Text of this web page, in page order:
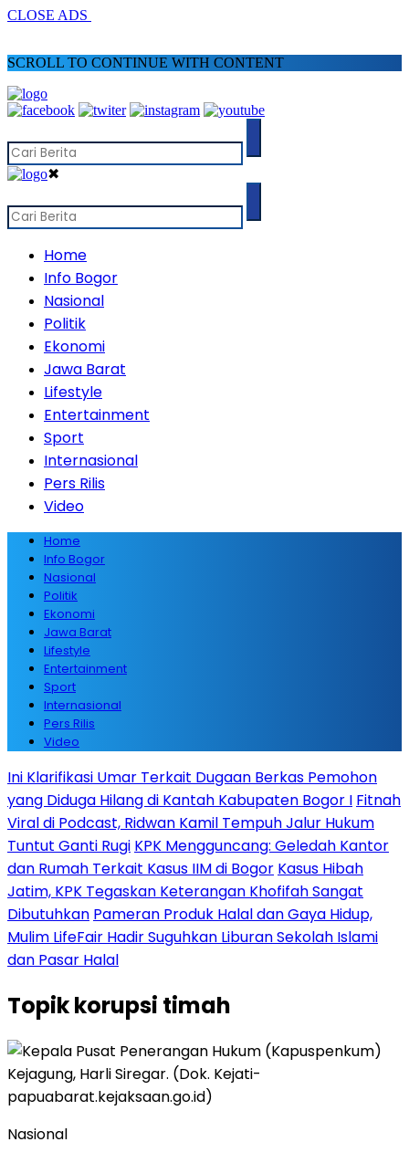
CLOSE ADS
SCROLL TO CONTINUE WITH CONTENT
✖
Home
Info Bogor
Nasional
Politik
Ekonomi
Jawa Barat
Lifestyle
Entertainment
Sport
Internasional
Pers Rilis
Video
Home
Info Bogor
Nasional
Politik
Ekonomi
Jawa Barat
Lifestyle
Entertainment
Sport
Internasional
Pers Rilis
Video
Ini Klarifikasi Umar Terkait Dugaan Berkas Pemohon
yang Diduga Hilang di Kantah Kabupaten Bogor I Fitnah
Viral di Podcast, Ridwan Kamil Tempuh Jalur Hukum
Tuntut Ganti Rugi KPK Mengguncang: Geledah Kantor
dan Rumah Terkait Kasus IIM di Bogor Kasus Hibah
Jatim, KPK Tegaskan Keterangan Khofifah Sangat
Dibutuhkan Pameran Produk Halal dan Gaya Hidup,
Mulim LifeFair Hadir Suguhkan Liburan Sekolah Islami
dan Pasar Halal
Topikkorupsi timah
Nasional